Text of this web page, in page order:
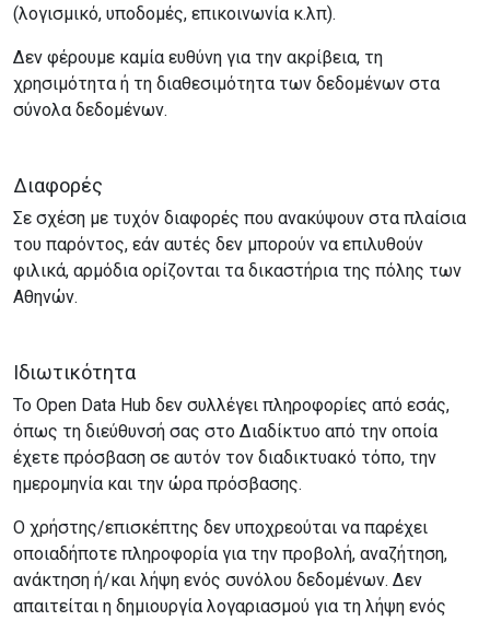
(λογισμικό, υποδομές, επικοινωνία κ.λπ).
Δεν φέρουμε καμία ευθύνη για την ακρίβεια, τη
χρησιμότητα ή τη διαθεσιμότητα των δεδομένων στα
σύνολα δεδομένων.
Διαφορές
Σε σχέση με τυχόν διαφορές που ανακύψουν στα πλαίσια
του παρόντος, εάν αυτές δεν μπορούν να επιλυθούν
φιλικά, αρμόδια ορίζονται τα δικαστήρια της πόλης των
Αθηνών.
Ιδιωτικότητα
Το Open Data Hub δεν συλλέγει πληροφορίες από εσάς,
όπως τη διεύθυνσή σας στο Διαδίκτυο από την οποία
έχετε πρόσβαση σε αυτόν τον διαδικτυακό τόπο, την
ημερομηνία και την ώρα πρόσβασης.
Ο χρήστης/επισκέπτης δεν υποχρεούται να παρέχει
οποιαδήποτε πληροφορία για την προβολή, αναζήτηση,
ανάκτηση ή/και λήψη ενός συνόλου δεδομένων. Δεν
απαιτείται η δημιουργία λογαριασμού για τη λήψη ενός